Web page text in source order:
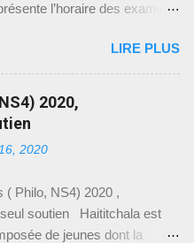
celui-ci se refugia chez
son ami. Luders fut
puis un an de prison. Suite
d’affaires allemand en
et extradé vers
octobre 1897. Le 6...
l’horaire des examens
temps, vous pouvez visiter
ayant rapport avec les
et les modèles des
9 ème année. Date Heure
29 juin 2026 12h00 –
et Sportive (EPS) Date
...
LIRE PLUS
2020,
2020
( Philo, NS4) 2020 ,
soutien Haititchala est
de jeunes dont la